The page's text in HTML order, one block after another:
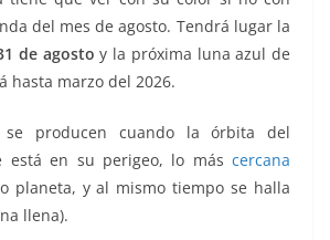
del mes de agosto. Tendrá lugar la
de agosto y la próxima luna azul de
hasta marzo del 2026.
se producen cuando la órbita del
está en su perigeo, lo más cercana
planeta, y al mismo tiempo se halla
llena).